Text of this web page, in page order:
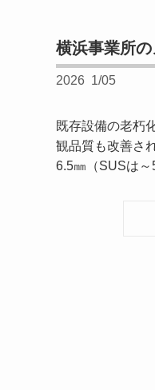
横浜事業所の
2026 1/05
既存設備の老朽
観品質も改
6.5㎜（SUSは